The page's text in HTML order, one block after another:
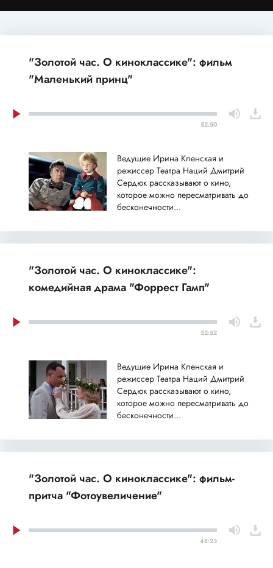
"Золотой час. О киноклассике": фильм
"Маленький принц"
52:50
Ведущие Ирина Кленская и
режиссер Театра Наций Дмитрий
Сердюк рассказывают о кино,
которое можно пересматривать до
бесконечности...
"Золотой час. О киноклассике":
комедийная драма "Форрест Гамп"
52:52
Ведущие Ирина Кленская и
режиссер Театра Наций Дмитрий
Сердюк рассказывают о кино,
которое можно пересматривать до
бесконечности...
"Золотой час. О киноклассике": фильм-
притча "Фотоувеличение"
48:23